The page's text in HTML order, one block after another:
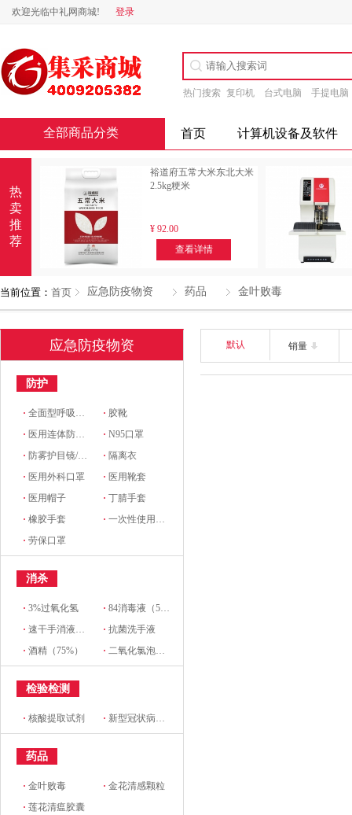
欢迎光临中礼网商城! 登录
热门搜索 复印机 台式电脑 手提电脑
全部商品分类 首页 计算机设备及软件
热
卖
推
荐
裕道府五常大米东北大米
2.5kg粳米
¥ 92.00
查看详情
当前位置： 首页 应急防疫物资 药品 金叶败毒
应急防疫物资
防护
·全面型呼吸防护器 · 胶靴
· 医用连体防护服 ·N95口罩
· 防雾护目镜/防护面罩 · 隔离衣
· 医用外科口罩 · 医用靴套
· 医用帽子 ·丁腈手套
·橡胶手套 ·一次性使用医用口罩
·劳保口罩
消杀
·3%过氧化氢 ·84消毒液（5%）
·速干手消液（主要有效成份过氧化氢） ·抗菌洗手液
·酒精（75%） ·二氧化氯泡腾片（10%）
检验检测
·核酸提取试剂 · 新型冠状病毒核酸检测试剂盒
药品
·金叶败毒 ·金花清感颗粒
·莲花清瘟胶囊
默认 销量